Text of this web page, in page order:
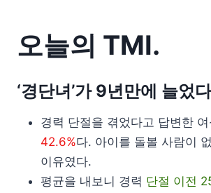
오늘의 TMI.
‘경단녀’가 9년만에 늘었
경력 단절을 겪었다고 답변한 여
42.6%다. 아이를 돌볼 사람이
이유였다.
평균을 내보니 경력 단절 이전